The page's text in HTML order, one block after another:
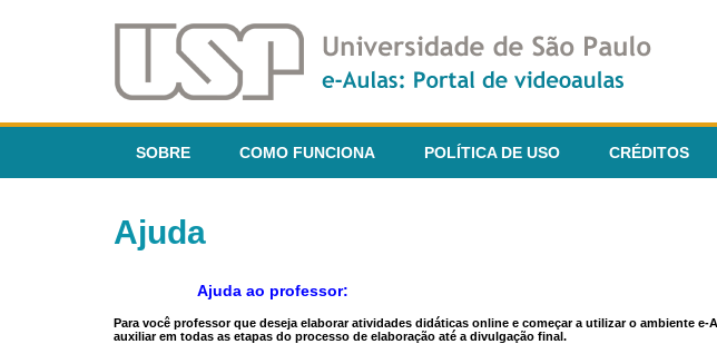
SOBRE COMO FUNCIONA POLÍTICA DE USO CRÉDITOS
Ajuda
Ajuda ao professor:
Para você professor que deseja elaborar atividades didáticas online e começar a utilizar o ambiente e-
auxiliar em todas as etapas do processo de elaboração até a divulgação final.